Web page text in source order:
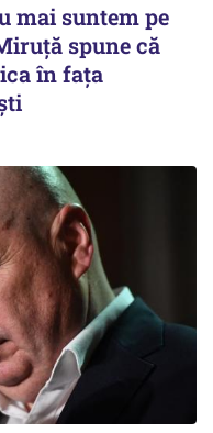
mai suntem pe
spune că
în fața